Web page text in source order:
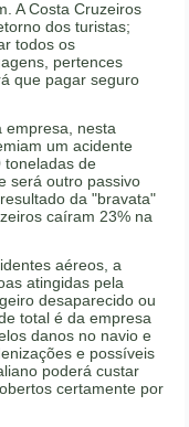
A Costa Cruzeiros
dos turistas;
todos os
pertences
que pagar seguro
empresa, nesta
um acidente
toneladas de
será outro passivo
da "bravata"
caíram 23% na
aéreos, a
atingidas pela
desaparecido ou
total é da empresa
danos no navio e
e possíveis
poderá custar
certamente por